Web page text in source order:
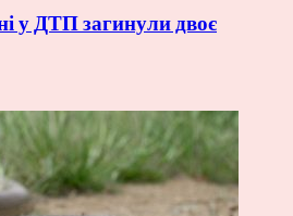
у ДТП загинули двоє